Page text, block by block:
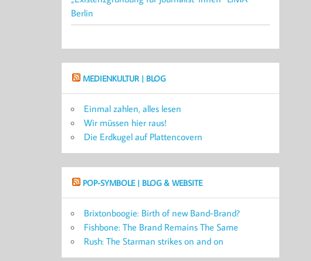
Berlin
MEDIENKULTUR | BLOG
Einmal zahlen, alles lesen
Wir müssen hier raus!
Die Erdkugel auf Plattencovern
POP-SYMBOLE | BLOG & WEBSITE
Brixtonboogie: Birth of new Band-Brand?
Fishbone: The Brand Remains The Same
Rush: The Starman strikes on and on